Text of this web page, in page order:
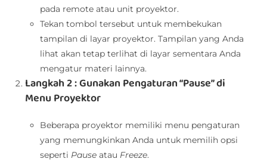
pada remote atau unit proyektor.
Tekan tombol tersebut untuk membekukan
tampilan di layar proyektor. Tampilan yang Anda
lihat akan tetap terlihat di layar sementara Anda
mengatur materi lainnya.
Langkah 2 : Gunakan Pengaturan “Pause” di
Menu Proyektor
Beberapa proyektor memiliki menu pengaturan
yang memungkinkan Anda untuk memilih opsi
seperti Pause atau Freeze.